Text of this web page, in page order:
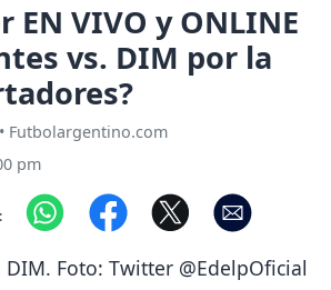
EN VIVO y ONLINE
vs. DIM por la
• Futbolargentino.com
pm